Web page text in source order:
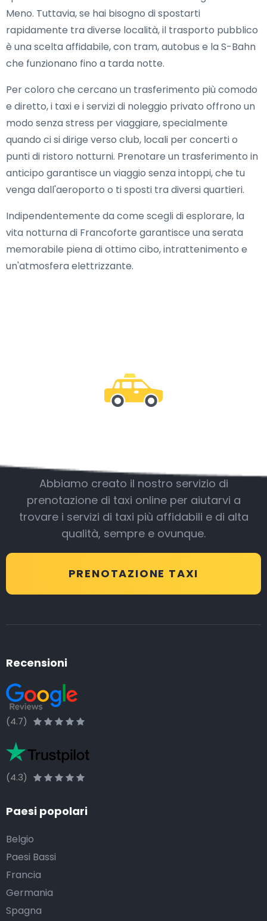
Meno. Tuttavia, se hai bisogno di spostarti
rapidamente tra diverse località, il trasporto pubblico
è una scelta affidabile, con tram, autobus e la S-Bahn
che funzionano fino a tarda notte.
Per coloro che cercano un trasferimento più comodo
e diretto, i taxi e i servizi di noleggio privato offrono un
modo senza stress per viaggiare, specialmente
quando ci si dirige verso club, locali per concerti o
punti di ristoro notturni. Prenotare un trasferimento in
anticipo garantisce un viaggio senza intoppi, che tu
venga dall'aeroporto o ti sposti tra diversi quartieri.
Indipendentemente da come scegli di esplorare, la
vita notturna di Francoforte garantisce una serata
memorabile piena di ottimo cibo, intrattenimento e
un'atmosfera elettrizzante.
Abbiamo creato il nostro servizio di
prenotazione di taxi online per aiutarvi a
trovare i servizi di taxi più affidabili e di alta
qualità, sempre e ovunque.
PRENOTAZIONE TAXI
Recensioni
(4.7)
(4.3)
Paesi popolari
Belgio
Paesi Bassi
Francia
Germania
Spagna